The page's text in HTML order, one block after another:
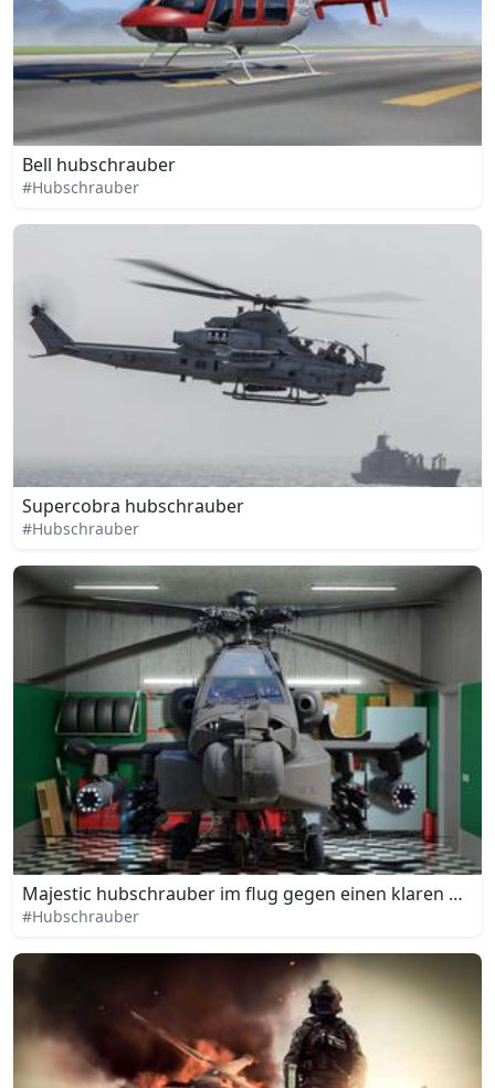
Bell hubschrauber
#Hubschrauber
Supercobra hubschrauber
#Hubschrauber
Majestic hubschrauber im flug gegen einen klaren
#Hubschrauber